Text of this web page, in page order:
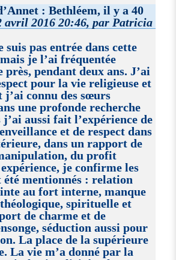
: Bethléem, il y a 40
avril 2016 20:46, par Patricia
suis pas entrée dans cette
je l’ai fréquentée
près, pendant deux ans. J’ai
pour la vie religieuse et
j’ai connu des sœurs
une profonde recherche
aussi fait l’expérience de
et de respect dans
dans un rapport de
du profit
je confirme les
mentionnés : relation
au fort interne, manque
spirituelle et
de charme et de
séduction aussi pour
La place de la supérieure
La vie m’a donné par la